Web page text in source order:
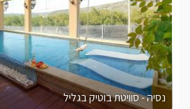
נסיה - סוויטת בוטיק בגליל